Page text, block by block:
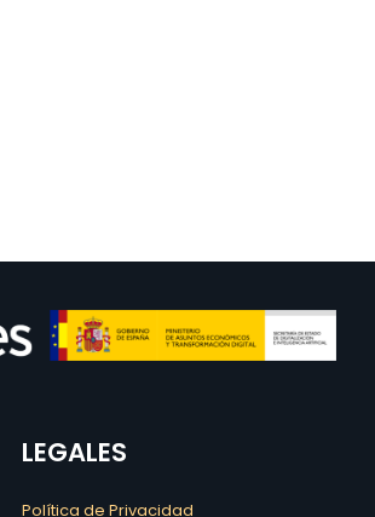
LEGALES
Política de Privacidad